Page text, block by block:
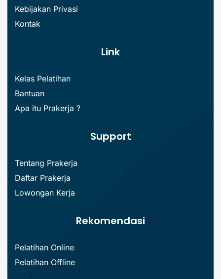
Kebijakan Privasi
Kontak
Link
Kelas Pelatihan
Bantuan
Apa itu Prakerja ?
Support
Tentang Prakerja
Daftar Prakerja
Lowongan Kerja
Rekomendasi
Pelatihan Online
Pelatihan Offline